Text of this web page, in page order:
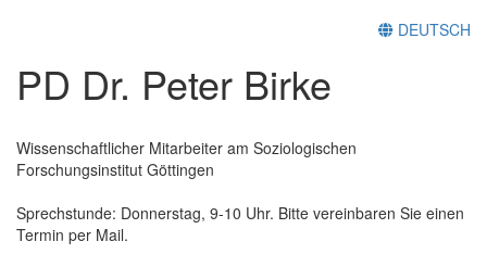
DEUTSCH
PD Dr. Peter Birke
Wissenschaftlicher Mitarbeiter am Soziologischen
Forschungsinstitut Göttingen
Sprechstunde: Donnerstag, 9-10 Uhr. Bitte vereinbaren Sie einen
Termin per Mail.